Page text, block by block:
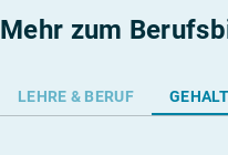
Mehr zum
LEHRE & BERUF